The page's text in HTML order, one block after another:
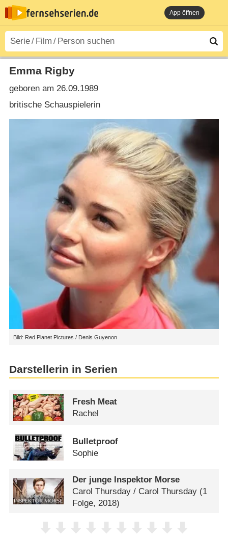
App öffnen
Bild: Red Planet Pictures / Denis Guyenon
Emma Rigby
geboren am 26.09.1989
britische Schauspielerin
Darstellerin in Serien
Fresh Meat
Rachel
Bulletproof
Sophie
Der junge Inspektor Morse
Carol Thursday /​ Carol Thursday (1
Folge, 2018)